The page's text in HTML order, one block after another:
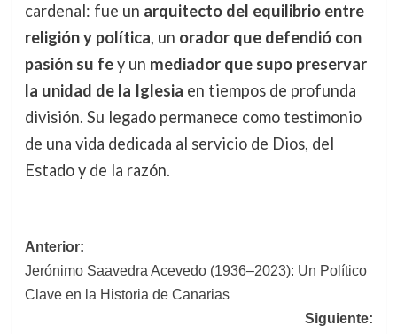
cardenal: fue un arquitecto del equilibrio entre
religión y política, un orador que defendió con
pasión su fey un mediador que supo preservar
la unidad de la Iglesia en tiempos de profunda
división. Su legado permanece como testimonio
de una vida dedicada al servicio de Dios, del
Estado y de la razón.
Navegación
de
Anterior:
Jerónimo Saavedra Acevedo (1936–2023): Un Político
Clave en la Historia de Canarias
Siguiente: